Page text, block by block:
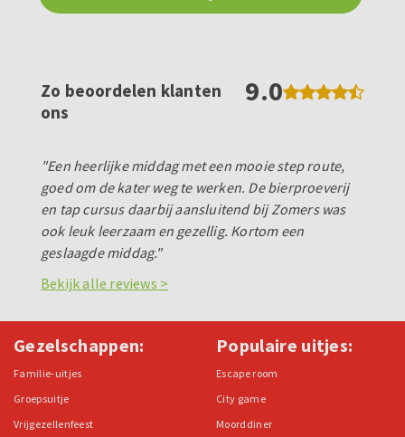
Zo beoordelen klanten
ons
9.0
"Een heerlijke middag met een mooie step route,
goed om de kater weg te werken. De bierproeverij
en tap cursus daarbij aansluitend bij Zomers was
ook leuk leerzaam en gezellig. Kortom een
geslaagde middag."
Bekijk alle reviews >
Gezelschappen:
Familie-uitjes
Groepsuitje
Vrijgezellenfeest
Populaire uitjes:
Escape room
City game
Moorddiner